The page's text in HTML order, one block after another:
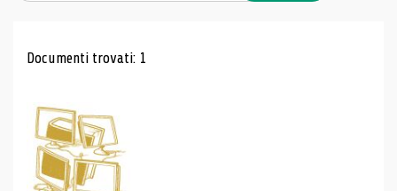
Risultati di ricerca
Documenti trovati: 1